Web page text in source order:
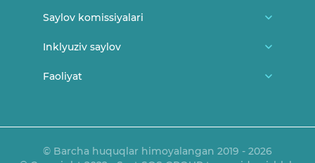
Bog'lanish
O'zbekiston Respublikasi konstitutsiyasi
HSK Qarorlari
Saylov komissiyalari
Tuman/shahar saylov komissiyalari
Inklyuziv saylov
Saylov va yoshlar
Faoliyat
E'lonlar
OAVni akkreditatsiyadan o‘tkazish tartibi
© Barcha huquqlar himoyalangan 2019 - 2026